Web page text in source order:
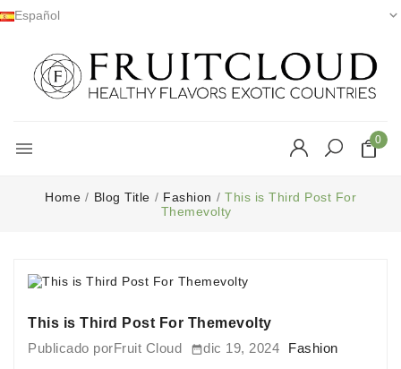
Español 
 0
Home Blog Title Fashion
This is Third Post For
Themevolty
This is Third Post For Themevolty
Publicado porFruit Cloud dic 19, 2024
Fashion